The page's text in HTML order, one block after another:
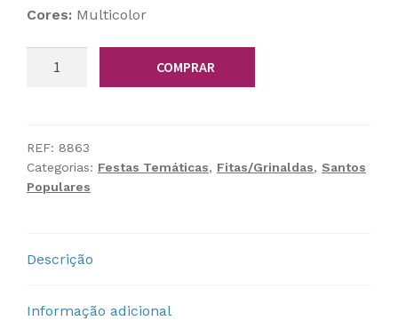
Cores: Multicolor
25m
Multicolor
COMPRAR
REF: 8863
Categorias: Festas Temáticas, Fitas/Grinaldas, Santos
Populares
Descrição
Informação adicional